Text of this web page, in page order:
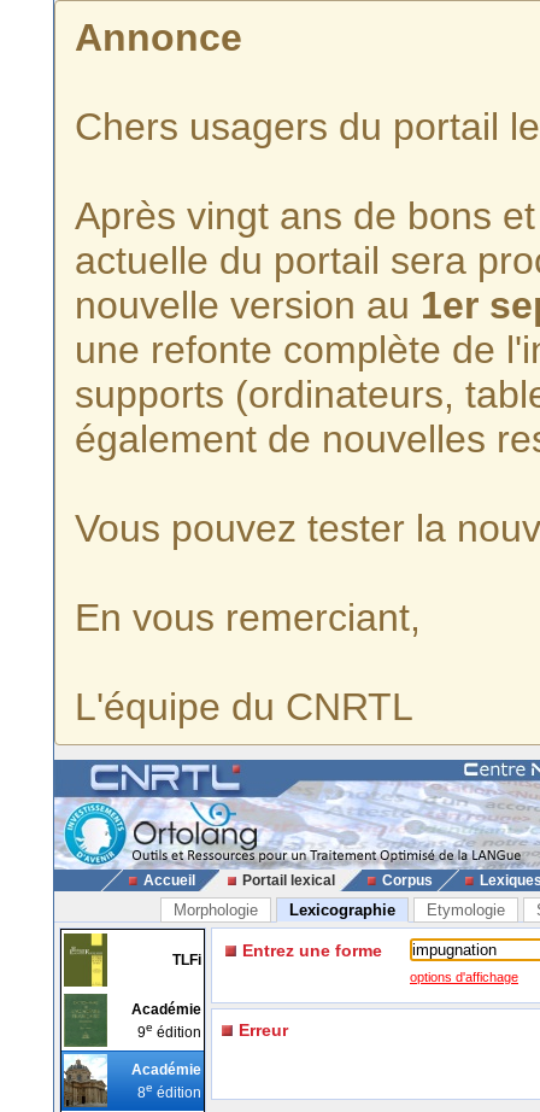
Annonce
Chers usagers du portail
Après vingt ans de bons
actuelle du portail sera
nouvelle version au 1er
une refonte complète de
supports (ordinateurs,
également de nouvelles
Vous pouvez tester la
En vous remerciant,
L'équipe du CNRTL
Accueil Portail lexical Corpus
Morphologie Lexicographie Etymologie
TLFi
Académie
9e édition
Académie
8e édition
Entrez une forme
options d'affichage
Erreur